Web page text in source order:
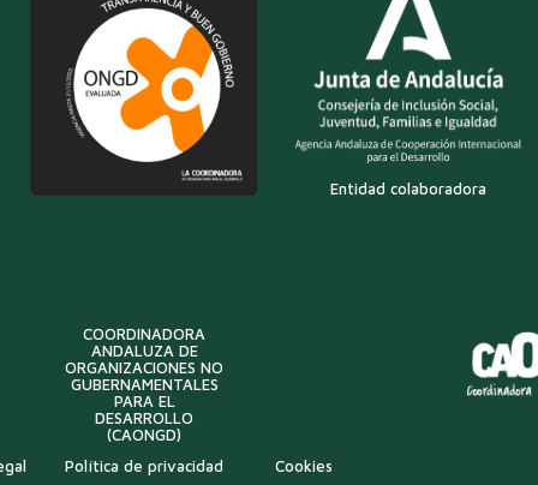
Entidad colaboradora
COORDINADORA
ANDALUZA DE
ORGANIZACIONES NO
GUBERNAMENTALES
PARA EL
DESARROLLO
(CAONGD)
Política de privacidad Cookies